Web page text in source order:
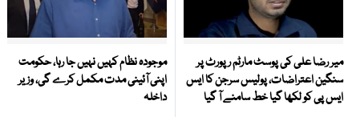
میر رضا علی کی پوسٹ مارٹم رپورٹ پر
سنگین اعتراضات، پولیس سرجن کا ایس
ایس پی کو لکھا گیا خط سامنے آ گیا
موجودہ نظام کہیں نہیں جا رہا، حکومت
اپنی آئینی مدت مکمل کرے گی، وزیر
داخلہ